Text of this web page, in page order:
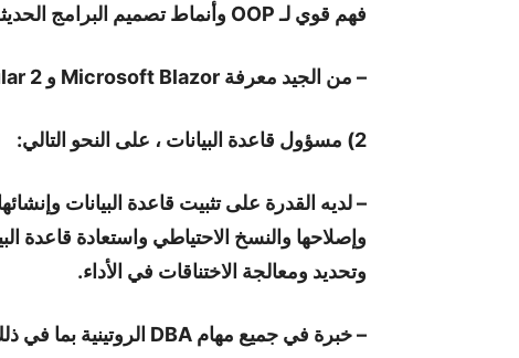
فهم قوي لـ OOP وأنماط تصميم البرامج الحديثة.
– من الجيد معرفة Microsoft Blazor و Angular 2+ و java و spring framework.
2) مسؤول قاعدة البيانات ، على النحو التالي:
– لديه القدرة على تثبيت قاعدة البيانات
وإصلاحها والنسخ الاحتياطي واستعادة قاعدة
وتحديد ومعالجة الاختناقات في الأداء.
– خبرة في جميع مهام DBA الروتينية بما في ذلك الفحوصات اليومية واستكشاف الأخطاء وإصلاحها.